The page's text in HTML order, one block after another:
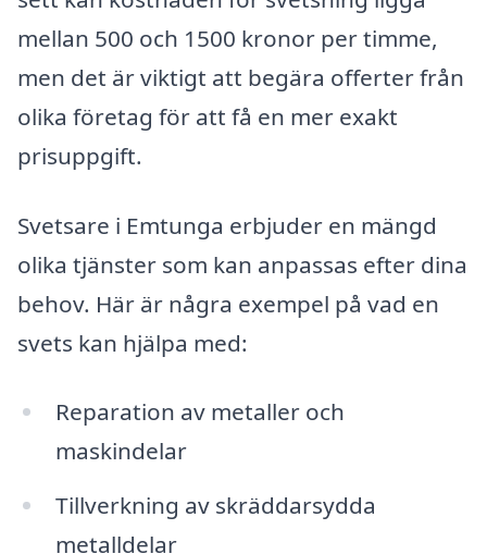
mellan 500 och 1500 kronor per timme,
men det är viktigt att begära offerter från
olika företag för att få en mer exakt
prisuppgift.
Svetsare i Emtunga erbjuder en mängd
olika tjänster som kan anpassas efter dina
behov. Här är några exempel på vad en
svets kan hjälpa med:
Reparation av metaller och
maskindelar
Tillverkning av skräddarsydda
metalldelar